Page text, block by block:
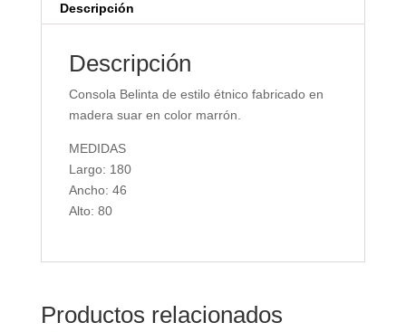
Descripción
Descripción
Consola Belinta de estilo étnico fabricado en
madera suar en color marrón.
MEDIDAS
Largo: 180
Ancho: 46
Alto: 80
Productos relacionados